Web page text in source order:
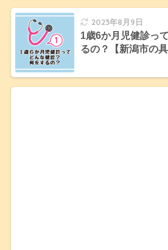
2023年8月9日
1歳6か月児健診っ
るの？【新潟市の